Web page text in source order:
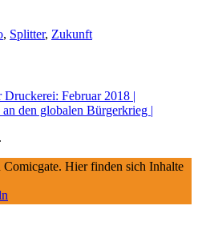
, Splitter, Zukunft
Druckerei: Februar 2018 |
den globalen Bürgerkrieg |
Hier finden sich Inhalte